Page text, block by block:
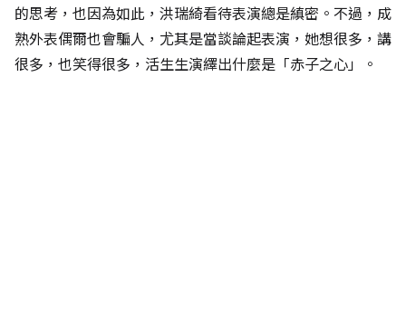
的思考，也因為如此，洪瑞綺看待表演總是縝密。不過，成
熟外表偶爾也會騙人，尤其是當談論起表演，她想很多，講
很多，也笑得很多，活生生演繹出什麼是「赤子之心」。